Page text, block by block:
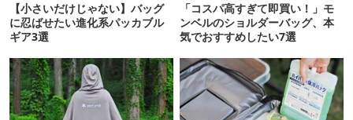
【小さいだけじゃない】バッグ
に忍ばせたい進化系パッカブル
ギア3選
「コスパ高すぎて即買い！」モ
ンベルのショルダーバッグ、本
気でおすすめしたい7選